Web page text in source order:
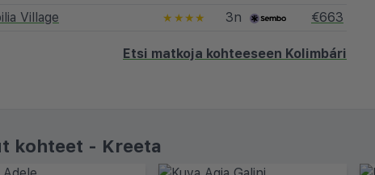
Village
★★★★ 3n €663
Etsi matkoja kohteeseen Kolimbári
kohteet - Kreeta